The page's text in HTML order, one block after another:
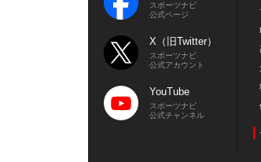
スポーツナビ
公式ページ
X（旧Twitter）
スポーツナビ
公式アカウント
YouTube
スポーツナビ
公式チャンネル